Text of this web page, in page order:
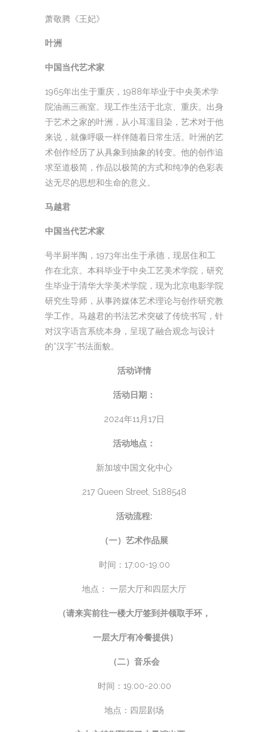
萧敬腾《王妃》
叶洲
中国当代艺术家
1965年出生于重庆，1988年毕业于中央美术学
院油画三画室。现工作生活于北京、重庆。出身
于艺术之家的叶洲，从小耳濡目染，艺术对于他
来说，就像呼吸一样伴随着日常生活。叶洲的艺
术创作经历了从具象到抽象的转变。他的创作追
求至道极简，作品以极简的方式和纯净的色彩表
达无尽的思想和生命的意义。
马越君
中国当代艺术家
号半厨半陶，1973年出生于承德，现居住和工
作在北京。本科毕业于中央工艺美术学院，研究
生毕业于清华大学美术学院，现为北京电影学院
研究生导师，从事跨媒体艺术理论与创作研究教
学工作。马越君的书法艺术突破了传统书写，针
对汉字语言系统本身，呈现了融合观念与设计
的“汉字”书法面貌。
活动详情
活动日期：
2024年11月17日
活动地点：
新加坡中国文化中心
217 Queen Street, S188548
活动流程:
（一）艺术作品展
时间：17:00-19:00
地点： 一层大厅和四层大厅
（请来宾前往一楼大厅签到并领取手环，
一层大厅有冷餐提供）
（二）音乐会
时间：19:00-20:00
地点：四层剧场